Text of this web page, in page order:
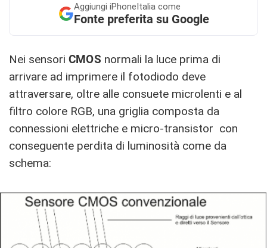
Aggiungi iPhoneItalia come
Fonte preferita su Google
Nei sensori CMOS normali la luce prima di
arrivare ad imprimere il fotodiodo deve
attraversare, oltre alle consuete microlenti e al
filtro colore RGB, una griglia composta da
connessioni elettriche e micro-transistor con
conseguente perdita di luminosità come da
schema: